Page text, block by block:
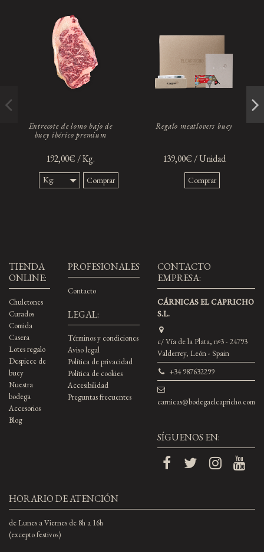
Entrecote de lomo bajo de
buey ibérico premium
192,00€ / Kg.
Kg:
800 gr
Comprar
Regalo meatlovers buey
139,00€ / Unidad
Comprar
TIENDA
ONLINE:
Chuletones
Curados
Comida
Casera
Lotes regalo
Despiece de
buey
Nuestra
bodega
Accesorios
Blog
PROFESIONALES
Contacto
LEGAL:
Términos y condiciones
Aviso legal
Política de privacidad
Política de cookies
Accesibilidad
Preguntas frecuentes
CONTACTO
EMPRESA:
CÁRNICAS EL CAPRICHO
S.L.
c/ Vía de la Plata, nº3 - 24793
Valderrey, León - Spain
+34 987632299
carnicas@bodegaelcapricho.com
SÍGUENOS EN:
HORARIO DE ATENCIÓN
de Lunes a Viernes de 8h a 16h
(excepto festivos)